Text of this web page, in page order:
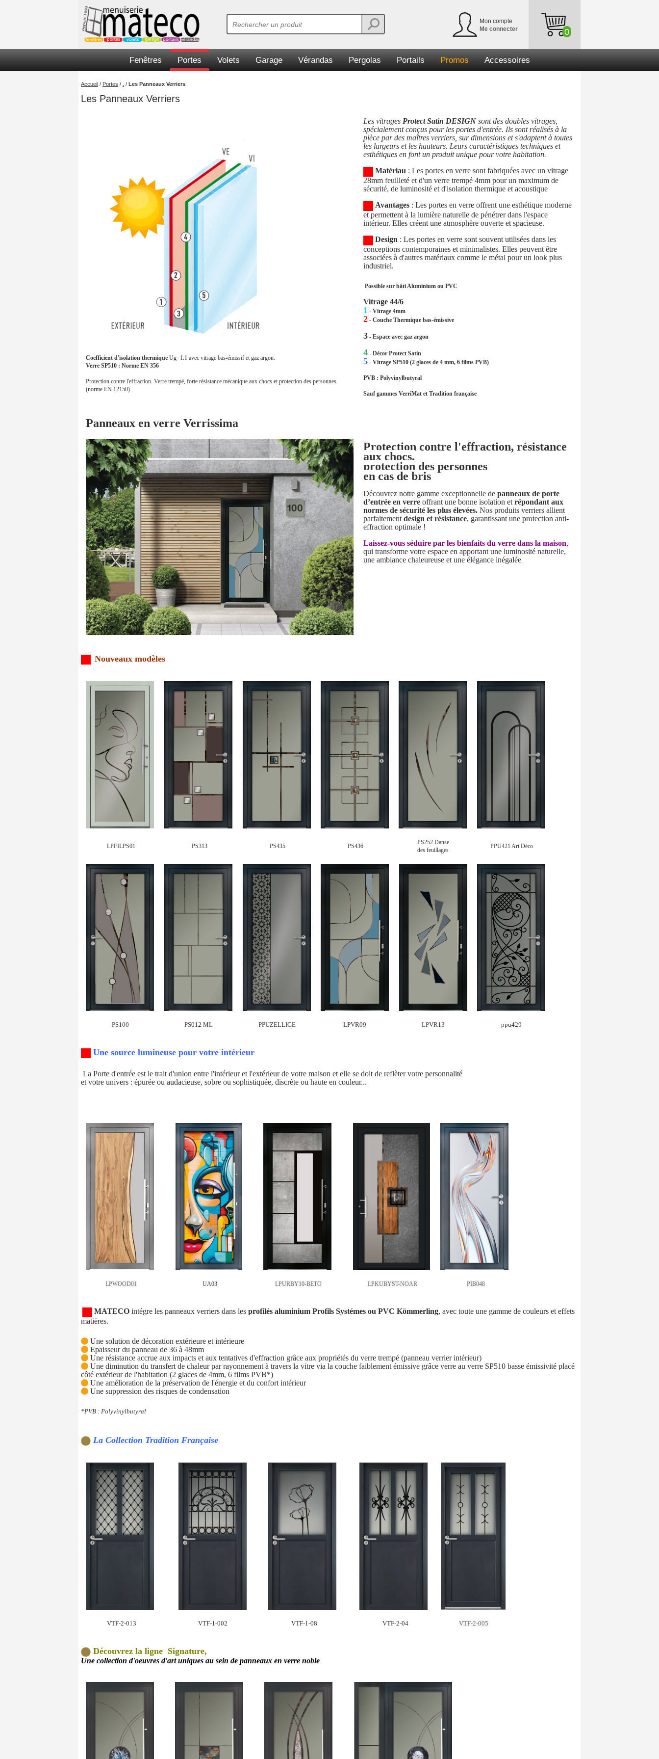
Mon compte
Me connecter
0
Fenêtres Portes Volets Garage Vérandas Pergolas Portails Promos Accessoires
Accueil / Portes / / Les Panneaux Verriers
Les Panneaux Verriers
Coefficient d'isolation thermique Ug=1.1 avec vitrage bas-émissif et gaz argon.
Verre SP510 : Norme EN 356
Protection contre l'effraction. Verre trempé, forte résistance mécanique aux chocs et protection des personnes
(norme EN 12150)
Les vitrages Protect Satin DESIGN sont des doubles vitrages,
spécialement conçus pour les portes d'entrée. Ils sont réalisés à la
pièce par des maîtres verriers, sur dimensions et s'adaptent à toutes
les largeurs et les hauteurs. Leurs caractéristiques techniques et
esthétiques en font un produit unique pour votre habitation.
Matériau : Les portes en verre sont fabriquées avec un vitrage
28mm feuilleté et d'un verre trempé 4mm pour un maximum de
sécurité, de luminosité et d'isolation thermique et acoustique
Avantages : Les portes en verre offrent une esthétique moderne
et permettent à la lumière naturelle de pénétrer dans l'espace
intérieur. Elles créent une atmosphère ouverte et spacieuse.
Design : Les portes en verre sont souvent utilisées dans les
conceptions contemporaines et minimalistes. Elles peuvent être
associées à d'autres matériaux comme le métal pour un look plus
industriel.
Possible sur bâti Aluminium ou PVC
Vitrage 44/6
1 - Vitrage 4mm
2 - Couche Thermique bas-émissive
3 - Espace avec gaz argon
4 - Décor Protect Satin
5 - Vitrage SP510 (2 glaces de 4 mm, 6 films PVB)
PVB : Polyvinylbutyral
Sauf gammes VerriMat et Tradition française
Panneaux en verre Verrissima
Protection contre l'effraction, résistance
aux chocs,
protection des personnes
en cas de bris
Découvrez notre gamme exceptionnelle de panneaux de porte
d’entrée en verre offrant une bonne isolation et répondant aux
normes de sécurité les plus élevées. Nos produits verriers allient
parfaitement design et résistance, garantissant une protection anti-
effraction optimale !
Laissez-vous séduire par les bienfaits du verre dans la maison,
qui transforme votre espace en apportant une luminosité naturelle,
une ambiance chaleureuse et une élégance inégalée.
Nouveaux modèles
LPFILPS01 PS313 PS435 PS436
PS252 Danse
des feuillages
PPU421 Art Déco
PS100 PS012 ML PPUZELLIGE LPVR09 LPVR13 ppu429
Une source lumineuse pour votre intérieur
La Porte d'entrée est le trait d'union entre l'intérieur et l'extérieur de votre maison et elle se doit de reflèter votre personnalité
et votre univers : épurée ou audacieuse, sobre ou sophistiquée, discrète ou haute en couleur...
LPWOOD01 UA03 LPURBY10-BETO LPKUBYST-NOAR PIB048
MATECO intégre les panneaux verriers dans les profilés aluminium Profils Systémes ou PVC Kömmerling, avec toute une gamme de couleurs et effets
matières.
Une solution de décoration extérieure et intérieure
Epaisseur du panneau de 36 à 48mm
Une résistance accrue aux impacts et aux tentatives d'effraction grâce aux propriétés du verre trempé (panneau verrier intérieur)
Une diminution du transfert de chaleur par rayonnement à travers la vitre via la couche faiblement émissive grâce verre au verre SP510 basse émissivité placé
côté extérieur de l'habitation (2 glaces de 4mm, 6 films PVB*)
Une amélioration de la préservation de l'énergie et du confort intérieur
Une suppression des risques de condensation
*PVB : Polyvinylbutyral
La Collection Tradition Française
VTF-2-013 VTF-1-002 VTF-1-08 VTF-2-04 VTF-2-005
Découvrez la ligne Signature,
Une collection d'oeuvres d'art uniques au sein de panneaux en verre noble